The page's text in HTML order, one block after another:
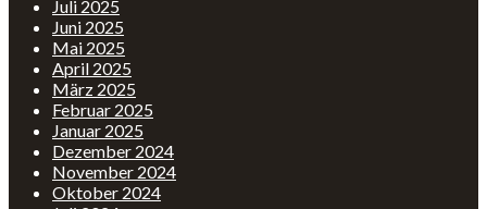
Juli 2025
Juni 2025
Mai 2025
April 2025
März 2025
Februar 2025
Januar 2025
Dezember 2024
November 2024
Oktober 2024